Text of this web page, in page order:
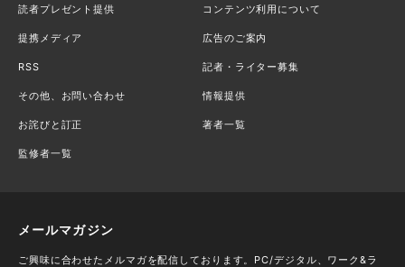
読者プレゼント提供 コンテンツ利用について
提携メディア 広告のご案内
RSS 記者・ライター募集
その他、お問い合わせ 情報提供
お詫びと訂正 著者一覧
監修者一覧
メールマガジン
ご興味に合わせたメルマガを配信しております。PC/デジタル、ワーク&ラ